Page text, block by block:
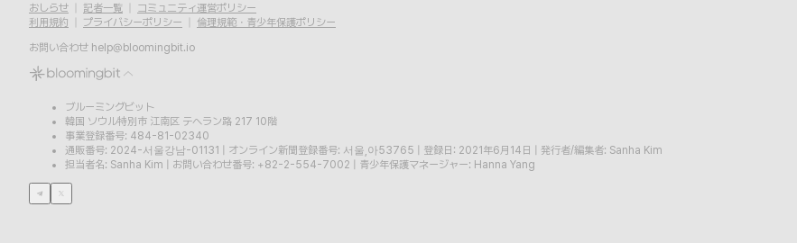
おしらせ 記者一覧
コミュニティ運営ポリシー
利用規約
プライバシーポリシー
倫理規範・青少年保護ポリシー
お問い合わせ help@bloomingbit.io
ブルーミングビット
韓国 ソウル特別市 江南区 テヘラン路 217 10階
事業登録番号: 484-81-02340
通販番号: 2024-서울강남-01131
オンライン新聞登録番号: 서울,아53765 登録日: 2021年6月14日
発行者/編集者: Sanha Kim
担当者名: Sanha Kim
お問い合わせ番号: +82-2-554-7002 青少年保護マネージャー: Hanna Yang